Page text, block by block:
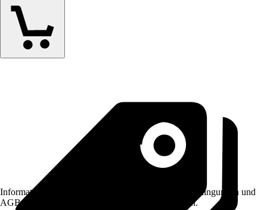
Informationen des Verkäufers, wie z. B. Rückgabebedingungen und
AGB, finden Sie bei Klick auf den Verkäufernamen.